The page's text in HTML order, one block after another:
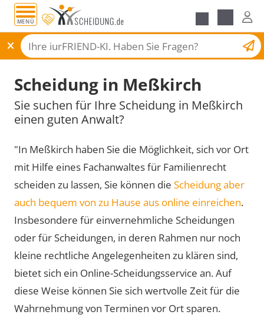
MENÜ
Scheidungsantrag
Scheidung in Meßkirch
Sie suchen für Ihre Scheidung in Meßkirch
einen guten Anwalt?
"In Meßkirch haben Sie die Möglichkeit, sich vor Ort
mit Hilfe eines Fachanwaltes für Familienrecht
scheiden zu lassen, Sie können die Scheidung aber
auch bequem von zu Hause aus online einreichen.
Insbesondere für einvernehmliche Scheidungen
oder für Scheidungen, in deren Rahmen nur noch
kleine rechtliche Angelegenheiten zu klären sind,
bietet sich ein Online-Scheidungsservice an. Auf
diese Weise können Sie sich wertvolle Zeit für die
Wahrnehmung von Terminen vor Ort sparen.